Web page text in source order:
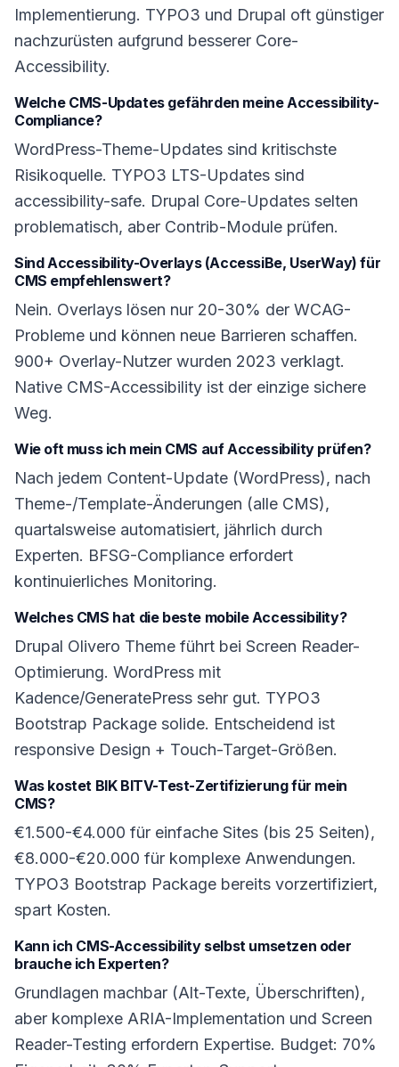
Implementierung. TYPO3 und Drupal oft günstiger
nachzurüsten aufgrund besserer Core-
Accessibility.
Welche CMS-Updates gefährden meine Accessibility-
Compliance?
WordPress-Theme-Updates sind kritischste
Risikoquelle. TYPO3 LTS-Updates sind
accessibility-safe. Drupal Core-Updates selten
problematisch, aber Contrib-Module prüfen.
Sind Accessibility-Overlays (AccessiBe, UserWay) für
CMS empfehlenswert?
Nein. Overlays lösen nur 20-30% der WCAG-
Probleme und können neue Barrieren schaffen.
900+ Overlay-Nutzer wurden 2023 verklagt.
Native CMS-Accessibility ist der einzige sichere
Weg.
Wie oft muss ich mein CMS auf Accessibility prüfen?
Nach jedem Content-Update (WordPress), nach
Theme-/Template-Änderungen (alle CMS),
quartalsweise automatisiert, jährlich durch
Experten. BFSG-Compliance erfordert
kontinuierliches Monitoring.
Welches CMS hat die beste mobile Accessibility?
Drupal Olivero Theme führt bei Screen Reader-
Optimierung. WordPress mit
Kadence/GeneratePress sehr gut. TYPO3
Bootstrap Package solide. Entscheidend ist
responsive Design + Touch-Target-Größen.
Was kostet BIK BITV-Test-Zertifizierung für mein
CMS?
€1.500-€4.000 für einfache Sites (bis 25 Seiten),
€8.000-€20.000 für komplexe Anwendungen.
TYPO3 Bootstrap Package bereits vorzertifiziert,
spart Kosten.
Kann ich CMS-Accessibility selbst umsetzen oder
brauche ich Experten?
Grundlagen machbar (Alt-Texte, Überschriften),
aber komplexe ARIA-Implementation und Screen
Reader-Testing erfordern Expertise. Budget: 70%